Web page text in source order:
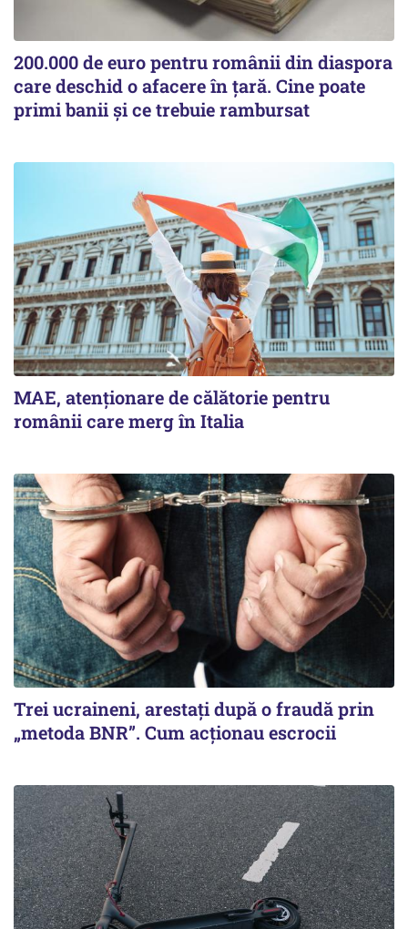
200.000 de euro pentru românii din diaspora
care deschid o afacere în țară. Cine poate
primi banii și ce trebuie rambursat
MAE, atenționare de călătorie pentru
românii care merg în Italia
Trei ucraineni, arestați după o fraudă prin
„metoda BNR”. Cum acționau escrocii